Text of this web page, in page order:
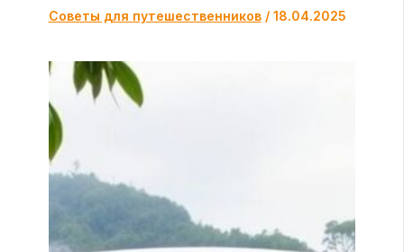
Советы для путешественников/ 18.04.2025